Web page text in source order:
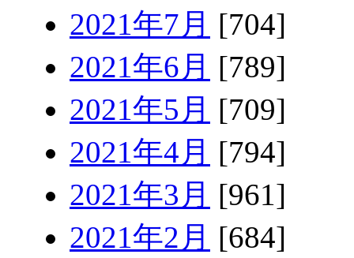
2021年7月 [704]
2021年6月 [789]
2021年5月 [709]
2021年4月 [794]
2021年3月 [961]
2021年2月 [684]